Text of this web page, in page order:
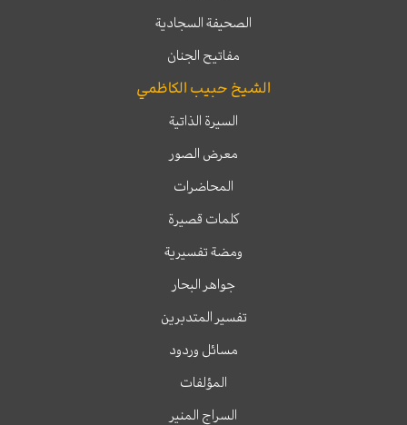
الصحيفة السجادية
مفاتيح الجنان
الشيخ حبيب الكاظمي
السيرة الذاتية
معرض الصور
المحاضرات
كلمات قصيرة
ومضة تفسيرية
جواهر البحار
تفسير المتدبرين
مسائل وردود
المؤلفات
السراج المنير